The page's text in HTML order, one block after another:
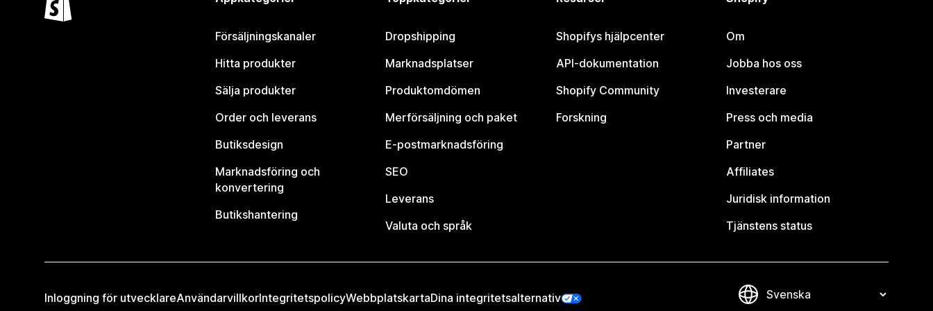
Försäljningskanaler
Hitta produkter
Sälja produkter
Order och leverans
Butiksdesign
Marknadsföring och
konvertering
Butikshantering
Dropshipping
Marknadsplatser
Produktomdömen
Merförsäljning och paket
E-postmarknadsföring
SEO
Leverans
Valuta och språk
Shopifys hjälpcenter
API-dokumentation
Shopify Community
Forskning
Om
Jobba hos oss
Investerare
Press och media
Partner
Affiliates
Juridisk information
Tjänstens status
Inloggning för utvecklareAnvändarvillkorIntegritetspolicyWebbplatskartaDina integritetsalternativ